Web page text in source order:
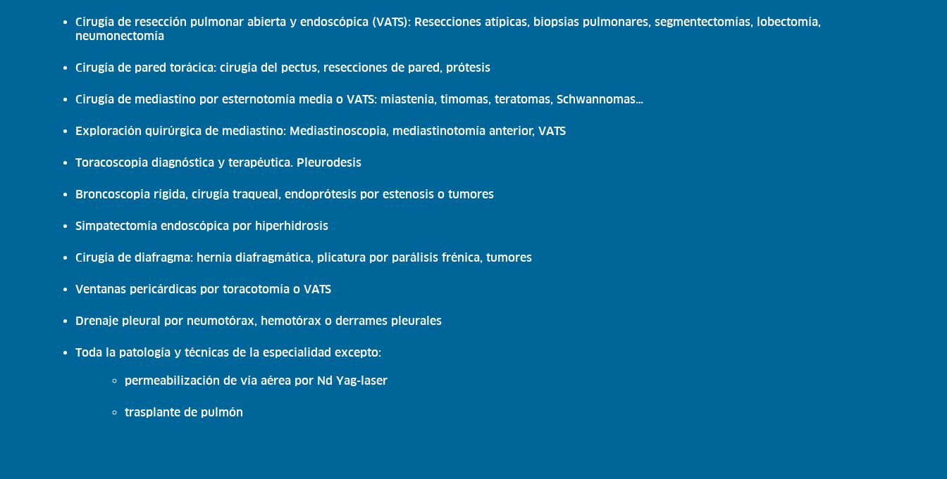
Cirugía de resección pulmonar abierta y endoscópica (VATS): Resecciones atípicas, biopsias pulmonares, segmentectomías, lobectomía,
neumonectomía
Cirugía de pared torácica: cirugía del pectus, resecciones de pared, prótesis
Cirugía de mediastino por esternotomía media o VATS: miastenia, timomas, teratomas, Schwannomas…
Exploración quirúrgica de mediastino: Mediastinoscopia, mediastinotomía anterior, VATS
Toracoscopia diagnóstica y terapéutica. Pleurodesis
Broncoscopia rígida, cirugía traqueal, endoprótesis por estenosis o tumores
Simpatectomía endoscópica por hiperhidrosis
Cirugía de diafragma: hernia diafragmática, plicatura por parálisis frénica, tumores
Ventanas pericárdicas por toracotomía o VATS
Drenaje pleural por neumotórax, hemotórax o derrames pleurales
Toda la patología y técnicas de la especialidad excepto:
permeabilización de vía aérea por Nd Yag-laser
trasplante de pulmón